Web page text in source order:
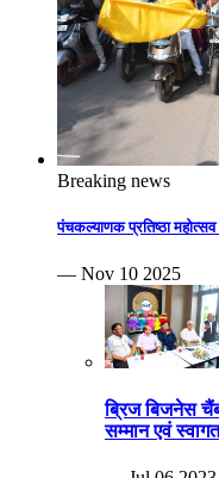
Breaking news
पंचकल्याणक प्रतिष्ठा
— Nov 10 2025
ब्रिज बिजनेस
सम्मान एवं